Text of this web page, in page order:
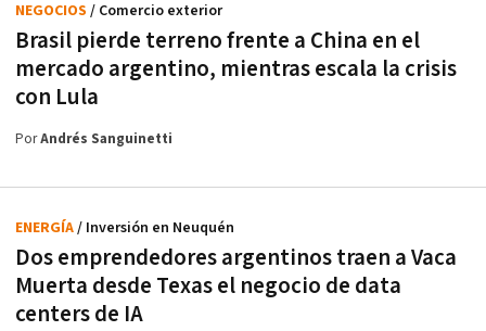
Brasil pierde terreno frente a China en el
mercado argentino, mientras escala la crisis
con Lula
NEGOCIOS / Comercio exterior
PorAndrés Sanguinetti
Dos emprendedores argentinos traen a Vaca
Muerta desde Texas el negocio de data
centers de IA
ENERGÍA/ Inversión en Neuquén